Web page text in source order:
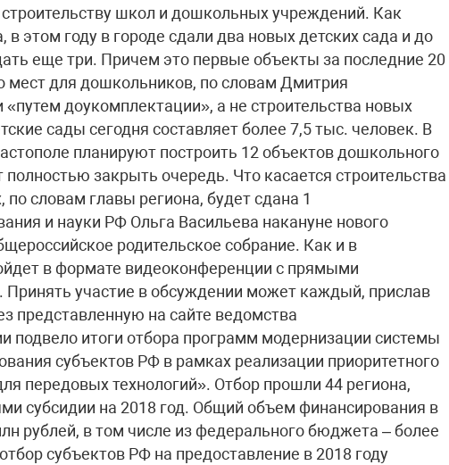
школ и дошкольных учреждений. Как
в этом году в городе сдали два новых детских сада и до
еще три. Причем это первые объекты за последние 20
мест для дошкольников, по словам Дмитрия
доукомплектации», а не строительства новых
сады сегодня составляет более 7,5 тыс. человек. В
планируют построить 12 объектов дошкольного
полностью закрыть очередь. Что касается строительства
словам главы региона, будет сдана 1
и науки РФ Ольга Васильева накануне нового
родительское собрание. Как и в
в формате видеоконференции с прямыми
Принять участие в обсуждении может каждый, прислав
представленную на сайте ведомства
подвело итоги отбора программ модернизации системы
субъектов РФ в рамках реализации приоритетного
передовых технологий». Отбор прошли 44 региона,
субсидии на 2018 год. Общий объем финансирования в
рублей, в том числе из федерального бюджета – более
субъектов РФ на предоставление в 2018 году